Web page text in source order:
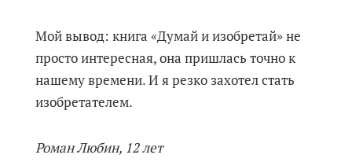
Мой вывод: книга «Думай и изобретай» не
просто интересная, она пришлась точно к
нашему времени. И я резко захотел стать
изобретателем.
Роман Любин, 12 лет